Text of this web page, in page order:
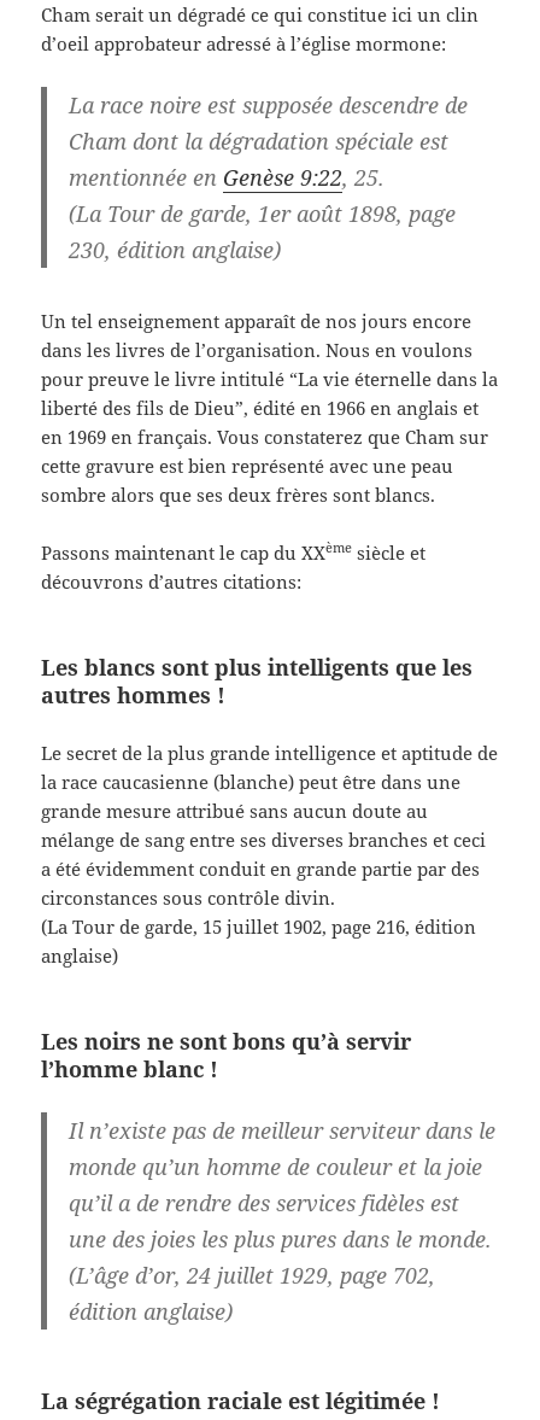
Cham serait un dégradé ce qui constitue ici un clin
d’oeil approbateur adressé à l’église mormone:
La race noire est supposée descendre de
Cham dont la dégradation spéciale est
mentionnée en Genèse 9:22, 25.
(La Tour de garde, 1er août 1898, page
230, édition anglaise)
Un tel enseignement apparaît de nos jours encore
dans les livres de l’organisation. Nous en voulons
pour preuve le livre intitulé “La vie éternelle dans la
liberté des fils de Dieu”, édité en 1966 en anglais et
en 1969 en français. Vous constaterez que Cham sur
cette gravure est bien représenté avec une peau
sombre alors que ses deux frères sont blancs.
Passons maintenant le cap du XXème siècle et
découvrons d’autres citations:
Les blancs sont plus intelligents que les
autres hommes !
Le secret de la plus grande intelligence et aptitude de
la race caucasienne (blanche) peut être dans une
grande mesure attribué sans aucun doute au
mélange de sang entre ses diverses branches et ceci
a été évidemment conduit en grande partie par des
circonstances sous contrôle divin.
(La Tour de garde, 15 juillet 1902, page 216, édition
anglaise)
Les noirs ne sont bons qu’à servir
l’homme blanc !
Il n’existe pas de meilleur serviteur dans le
monde qu’un homme de couleur et la joie
qu’il a de rendre des services fidèles est
une des joies les plus pures dans le monde.
(L’âge d’or, 24 juillet 1929, page 702,
édition anglaise)
La ségrégation raciale est légitimée !